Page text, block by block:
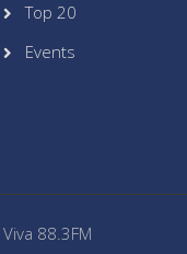
Top 20
Events
Viva 88.3FM